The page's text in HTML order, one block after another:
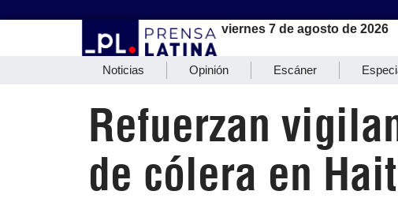
viernes 7 de agosto de 2026
Noticias Opinión Escáner
Refuerzan
de cólera en